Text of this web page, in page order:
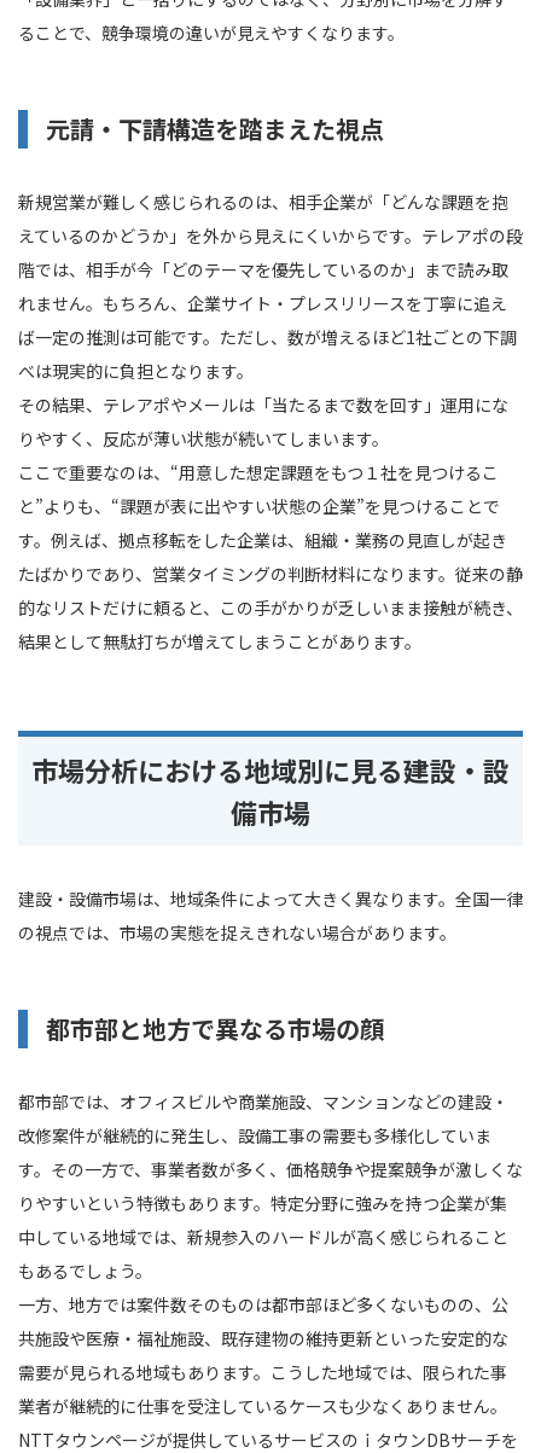
ることで、競争環境の違いが見えやすくなります。
元請・下請構造を踏まえた視点
新規営業が難しく感じられるのは、相手企業が「どんな課題を抱
えているのかどうか」を外から見えにくいからです。テレアポの段
階では、相手が今「どのテーマを優先しているのか」まで読み取
れません。もちろん、企業サイト・プレスリリースを丁寧に追え
ば一定の推測は可能です。ただし、数が増えるほど1社ごとの下調
べは現実的に負担となります。
その結果、テレアポやメールは「当たるまで数を回す」運用にな
りやすく、反応が薄い状態が続いてしまいます。
ここで重要なのは、“用意した想定課題をもつ１社を見つけるこ
と”よりも、“課題が表に出やすい状態の企業”を見つけることで
す。例えば、拠点移転をした企業は、組織・業務の見直しが起き
たばかりであり、営業タイミングの判断材料になります。従来の静
的なリストだけに頼ると、この手がかりが乏しいまま接触が続き、
結果として無駄打ちが増えてしまうことがあります。
市場分析における地域別に見る建設・設
備市場
建設・設備市場は、地域条件によって大きく異なります。全国一律
の視点では、市場の実態を捉えきれない場合があります。
都市部と地方で異なる市場の顔
都市部では、オフィスビルや商業施設、マンションなどの建設・
改修案件が継続的に発生し、設備工事の需要も多様化していま
す。その一方で、事業者数が多く、価格競争や提案競争が激しくな
りやすいという特徴もあります。特定分野に強みを持つ企業が集
中している地域では、新規参入のハードルが高く感じられること
もあるでしょう。
一方、地方では案件数そのものは都市部ほど多くないものの、公
共施設や医療・福祉施設、既存建物の維持更新といった安定的な
需要が見られる地域もあります。こうした地域では、限られた事
業者が継続的に仕事を受注しているケースも少なくありません。
NTTタウンページが提供しているサービスのｉタウンDBサーチを